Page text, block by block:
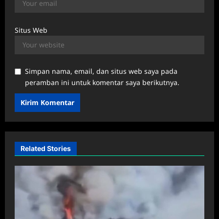
Situs Web
Simpan nama, email, dan situs web saya pada
peramban ini untuk komentar saya berikutnya.
Related Stories